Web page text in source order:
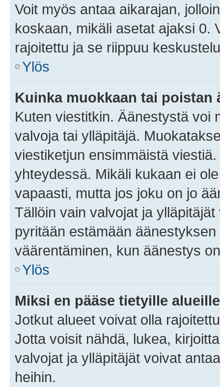
Voit myös antaa aikarajan,
koskaan, mikäli asetat ajaksi 0.
rajoitettu ja se riippuu
Ylös
Kuinka muokkaan tai poistan
Kuten viestitkin. Äänestystä voi
valvoja tai ylläpitäjä.
viestiketjun ensimmäistä
yhteydessä. Mikäli kukaan ei
vapaasti, mutta jos joku on jo
Tällöin vain valvojat ja
pyritään estämään
väärentäminen, kun äänestys
Ylös
Miksi en pääse tietyille
Jotkut alueet voivat olla
Jotta voisit nähdä, lukea,
valvojat ja ylläpitäjät voivat
heihin.